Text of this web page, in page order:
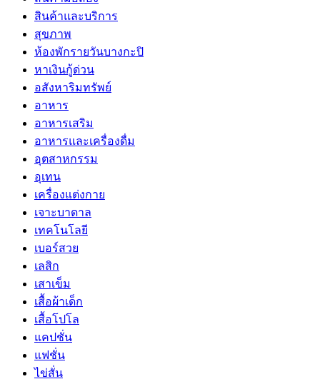
สินค้าและบริการ
สุขภาพ
ห้องพักรายวันบางกะปิ
หาเงินกู้ด่วน
อสังหาริมทรัพย์
อาหาร
อาหารเสริม
อาหารและเครื่องดื่ม
อุตสาหกรรม
อุเทน
เครื่องแต่งกาย
เจาะบาดาล
เทคโนโลยี
เบอร์สวย
เลสิก
เสาเข็ม
เสื้อผ้าเด็ก
เสื้อโปโล
แคปชั่น
แฟชั่น
ไข่สั่น